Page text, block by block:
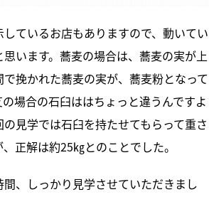
ているお店もありますので、動いてい
います。蕎麦の場合は、蕎麦の実が上
挽かれた蕎麦の実が、蕎麦粉となって
場合の石臼ははちょっと違うんですよ
見学では石臼を持たせてもらって重さ
正解は約25㎏とのことでした。
、しっかり見学させていただきまし